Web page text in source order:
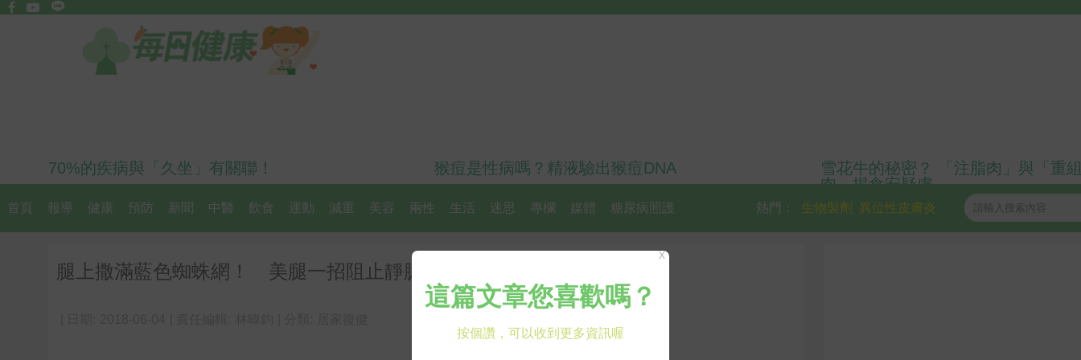
70%的疾病與「久坐」有關聯！ 猴痘是性病嗎？精液驗出猴痘DNA
雪花牛的秘密？ 「注脂肉」與「重
肉」揭食安疑慮
首頁 報導 健康 預防 新聞 中醫 飲食 運動 減重 美容 兩性 生活 迷思 專欄 媒體 糖尿病照護 異位性皮膚炎
生物製劑
熱門：
腿上撒滿藍色蜘蛛網！ 美腿一招阻止靜脈曲張
X